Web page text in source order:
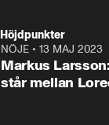
Höjdpunkter
NÖJE • 13 MAJ 2023
Markus
står mellan